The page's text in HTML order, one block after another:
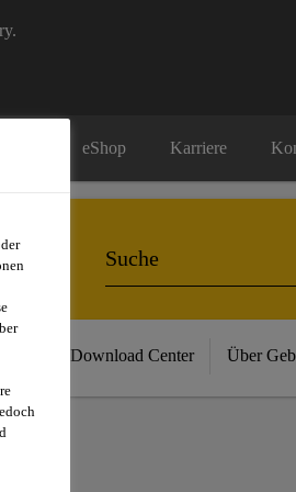
eShop Karriere
Download Center Über